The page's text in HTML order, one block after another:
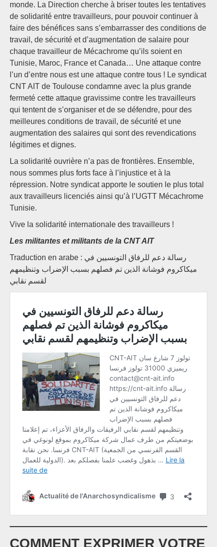
monde. La Direction cherche à briser toutes les tentatives
de solidarité entre travailleurs, pour pouvoir continuer à
faire des bénéfices sans s’embarrasser des conditions de
travail, de sécurité et d’augmentation de salaire pour
chaque travailleur de Mécachrome qu’ils soient en
Tunisie, Maroc, France et Canada… Une attaque contre
l’un d’entre nous est une attaque contre tous ! Le syndicat
CNT AIT de Toulouse condamne avec la plus grande
fermeté cette attaque gravissime contre les travailleurs
qui tentent de s’organiser et de se défendre, pour des
meilleures conditions de travail, de sécurité et une
augmentation des salaires qui sont des revendications
légitimes et dignes.
La solidarité ouvrière n’a pas de frontières. Ensemble,
nous sommes plus forts face à l’injustice et à la
répression. Notre syndicat apporte le soutien le plus total
aux travailleurs licenciés ainsi qu’à l’UGTT Mécachrome
Tunisie.
Vive la solidarité internationale des travailleurs !
Les militantes et militants de la CNT AIT
Traduction en arabe : رسالة دعم للرفاق التونسيين في
ميكاكروم فوشانة الذين تم فصلهم بسبب الإضراب وتنظيمهم
لقسم نقابي
COMMENT EXPRIMER VOTRE